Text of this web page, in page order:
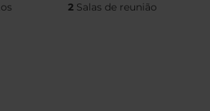
2 Salas de reunião